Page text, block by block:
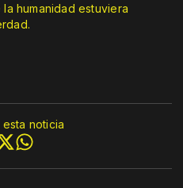
humanidad estuviera
noticia